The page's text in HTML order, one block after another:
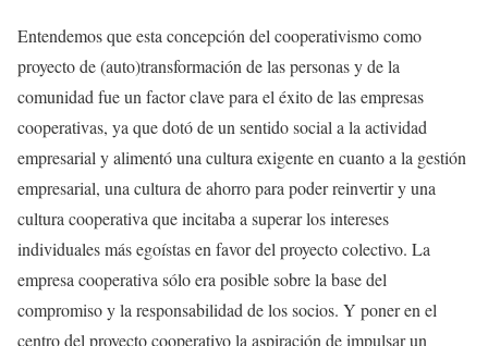
Entendemos que esta concepción del cooperativismo como
proyecto de (auto)transformación de las personas y de la
comunidad fue un factor clave para el éxito de las empresas
cooperativas, ya que dotó de un sentido social a la actividad
empresarial y alimentó una cultura exigente en cuanto a la gestión
empresarial, una cultura de ahorro para poder reinvertir y una
cultura cooperativa que incitaba a superar los intereses
individuales más egoístas en favor del proyecto colectivo. La
empresa cooperativa sólo era posible sobre la base del
compromiso y la responsabilidad de los socios. Y poner en el
centro del proyecto cooperativo la aspiración de impulsar un